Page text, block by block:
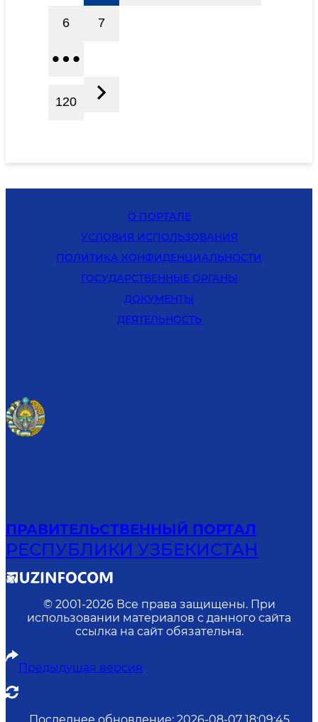
6 7
120
О ПОРТАЛЕ
УСЛОВИЯ ИСПОЛЬЗОВАНИЯ
ПОЛИТИКА КОНФИДЕНЦИАЛЬНОСТИ
ГОСУДАРСТВЕННЫЕ ОРГАНЫ
ДОКУМЕНТЫ
ДЕЯТЕЛЬНОСТЬ
ПРАВИТЕЛЬСТВЕННЫЙ ПОРТАЛ
РЕСПУБЛИКИ УЗБЕКИСТАН
© 2001-2026 Все права защищены. При
использовании материалов с данного сайта
ссылка на сайт обязательна.
Предыдущая версия